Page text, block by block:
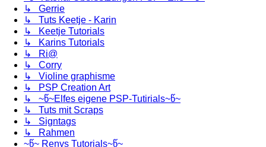
↳ Gerrie
↳ Tuts Keetje - Karin
↳ Keetje Tutorials
↳ Karins Tutorials
↳ Ri@
↳ Corry
↳ Violine graphisme
↳ PSP Creation Art
↳ ~წ~Elfes eigene PSP-Tutirials~წ~
↳ Tuts mit Scraps
↳ Signtags
↳ Rahmen
~წ~ Renys Tutorials~წ~